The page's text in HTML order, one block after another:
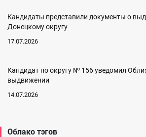
Кандидаты представили документы о
Донецкому округу
17.07.2026
Кандидат по округу № 156 уведомил
выдвижении
14.07.2026
Облако тэгов